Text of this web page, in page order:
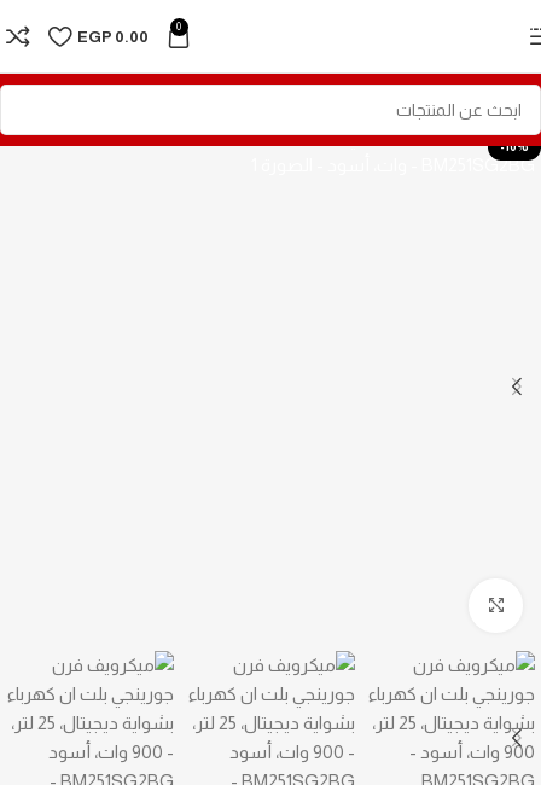
Skip to navigation
0
EGP 0.00
-10%